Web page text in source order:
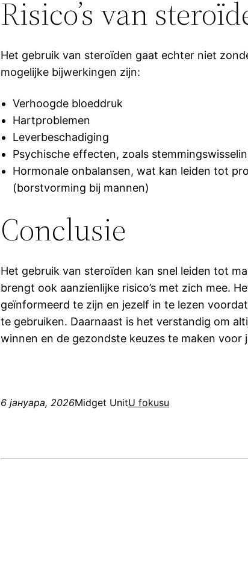
Risico’s van
Het gebruik van steroïden gaat echter niet
mogelijke bijwerkingen zijn:
Verhoogde bloeddruk
Hartproblemen
Leverbeschadiging
Psychische effecten, zoals
Hormonale onbalansen, wat kan leiden tot
(borstvorming bij mannen)
Conclusie
Het gebruik van steroïden kan snel leiden tot
brengt ook aanzienlijke risico’s met zich mee.
geïnformeerd te zijn en jezelf in te lezen
te gebruiken. Daarnaast is het verstandig om
winnen en de gezondste keuzes te maken voor
6 јануара, 2026Midget UnitU fokusu